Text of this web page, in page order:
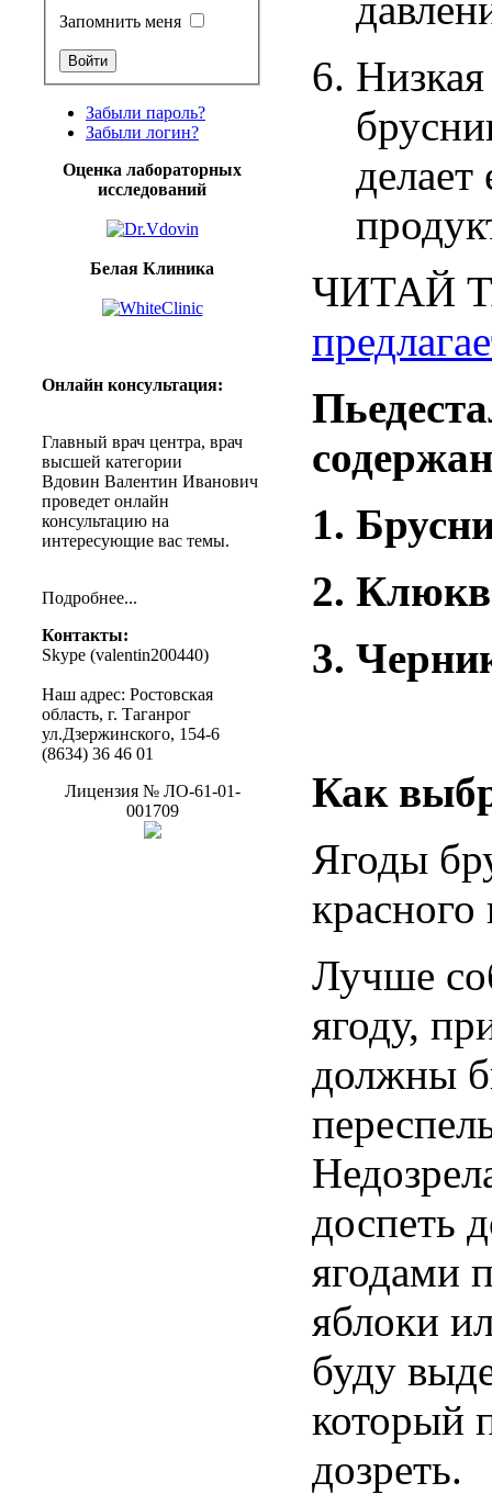
Запомнить меня
Забыли пароль?
Забыли логин?
Оценка лабораторных
исследований
Белая Клиника
Онлайн консультация:
Главный врач центра, врач
высшей категории
Вдовин Валентин Иванович
проведет онлайн
консультацию на
интересующие вас темы.
Подробнее...
Контакты:
Skype (valentin200440)
Наш адрес: Ростовская
область, г. Таганрог
ул.Дзержинского, 154-6
(8634) 36 46 01
Лицензия№ ЛО-61-01-
001709
Низкая
делает
ЧИТАЙ
1.
2.
3.
Как
Ягоды
красного
Лучше
ягоду,
должны
доспеть
ягодами
яблоки
буду
который
дозреть.